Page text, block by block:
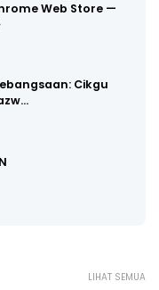
Web Store —
Cikgu
LIHAT SEMUA